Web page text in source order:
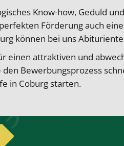
Know-how, Geduld
Förderung auch
können bei uns
einen attraktiven und
den Bewerbungsprozess
in Coburg starten.